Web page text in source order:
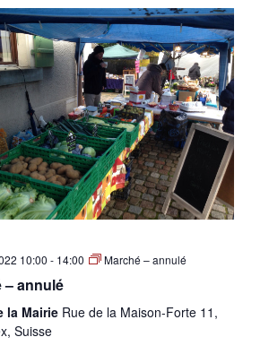
10:00 - 14:00 Marché – annulé
– annulé
la Mairie Rue de la Maison-Forte 11,
Suisse